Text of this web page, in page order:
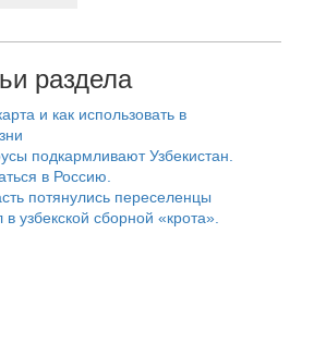
раздела
и как использовать в
подкармливают Узбекистан.
в Россию.
потянулись переселенцы
узбекской сборной «крота».